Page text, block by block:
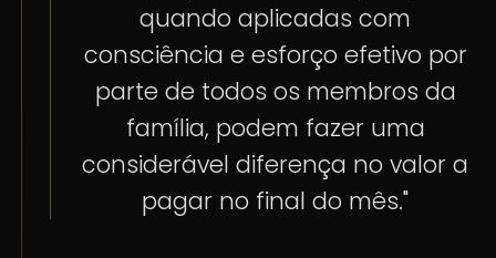
quando aplicadas com
consciência e esforço efetivo por
parte de todos os membros da
família, podem fazer uma
considerável diferença no valor a
pagar no final do mês."